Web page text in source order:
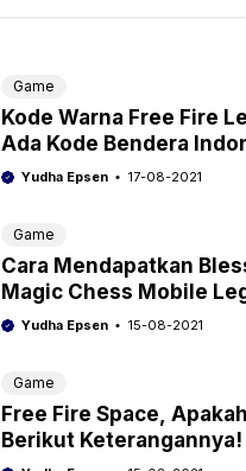
Game
Kode Warna Free Fire
Ada Kode Bendera
Yudha Epsen 17-08-2021
Game
Cara Mendapatkan
Magic Chess Mobile
Yudha Epsen 15-08-2021
Game
Free Fire Space,
Berikut Keterangannya!